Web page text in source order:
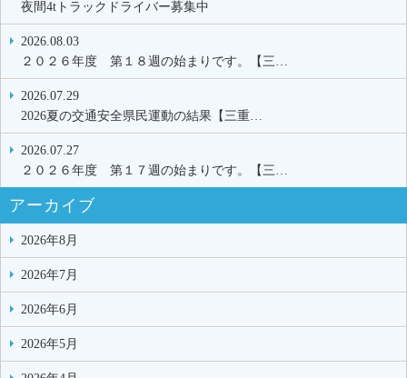
夜間4tトラックドライバー募集中
2026.08.03
２０２６年度 第１８週の始まりです。【三…
2026.07.29
2026夏の交通安全県民運動の結果【三重…
2026.07.27
２０２６年度 第１７週の始まりです。【三…
アーカイブ
2026年8月
2026年7月
2026年6月
2026年5月